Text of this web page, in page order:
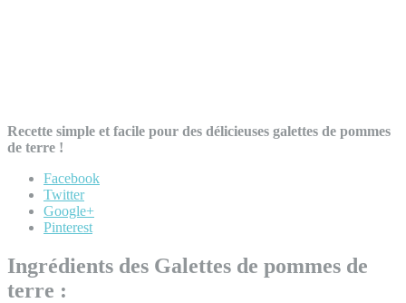
Recette simple et facile pour des délicieuses galettes de pommes
de terre !
Facebook
Twitter
Google+
Pinterest
Ingrédients des Galettes de pommes de
terre :